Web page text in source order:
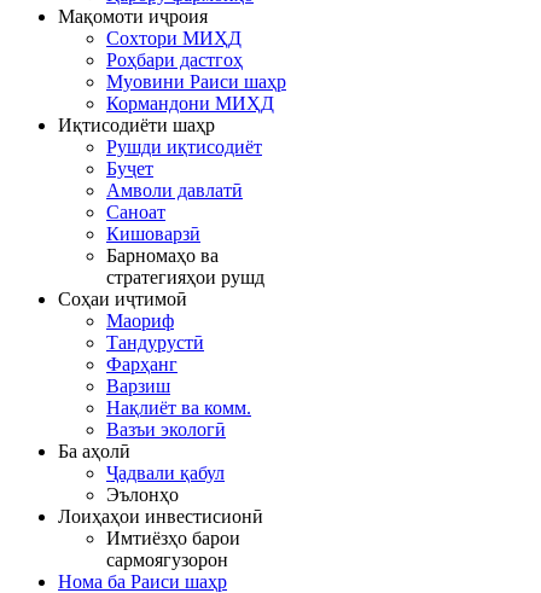
Мақомоти иҷроия
Сохтори МИҲД
Роҳбари дастгоҳ
Муовини Раиси шаҳр
Кормандони МИҲД
Иқтисодиёти шаҳр
Рушди иқтисодиёт
Буҷет
Амволи давлатӣ
Саноат
Кишоварзӣ
Барномаҳо ва
стратегияҳои рушд
Соҳаи иҷтимоӣ
Маориф
Тандурустӣ
Фарҳанг
Варзиш
Нақлиёт ва комм.
Вазъи экологӣ
Ба аҳолӣ
Ҷадвали қабул
Эълонҳо
Лоиҳаҳои инвестисионӣ
Имтиёзҳо барои
сармоягузорон
Нома ба Раиси шаҳр